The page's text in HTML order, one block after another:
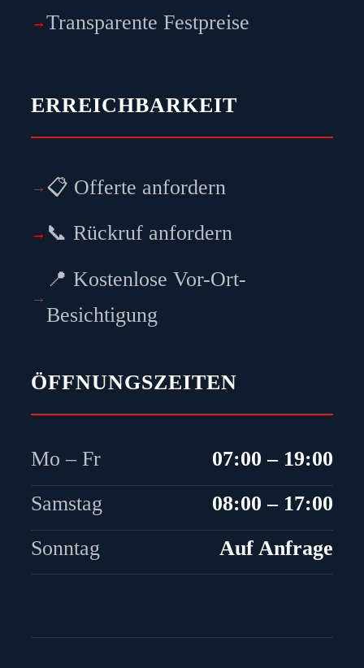
Transparente Festpreise
ERREICHBARKEIT
📋 Offerte anfordern
📞 Rückruf anfordern
📍 Kostenlose Vor-Ort-
Besichtigung
ÖFFNUNGSZEITEN
Mo – Fr
07:00 – 19:00
Samstag
08:00 – 17:00
Sonntag
Auf Anfrage